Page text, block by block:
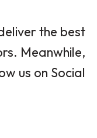
the best
Meanwhile,
us on Social.